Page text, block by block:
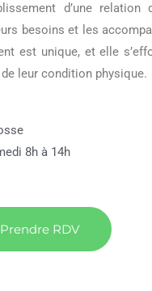
d’une
besoins et les
est unique, et elle
leur condition physique.
8h à 14h
Prendre RDV